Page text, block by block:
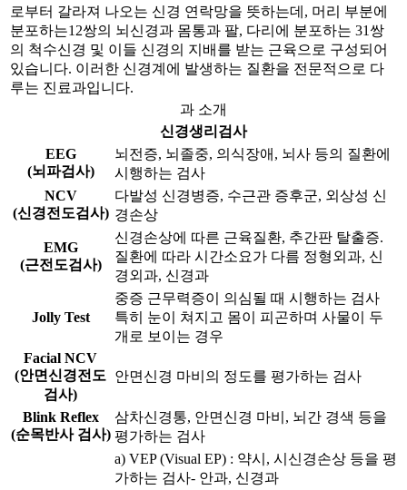
로부터 갈라져 나오는 신경 연락망을 뜻하는데, 머리 부분에
분포하는12쌍의 뇌신경과 몸통과 팔, 다리에 분포하는 31쌍
의 척수신경 및 이들 신경의 지배를 받는 근육으로 구성되어
있습니다. 이러한 신경계에 발생하는 질환을 전문적으로 다
루는 진료과입니다.
과 소개
신경생리검사
EEG
(뇌파검사)
뇌전증, 뇌졸중, 의식장애, 뇌사 등의 질환에
시행하는 검사
NCV
(신경전도검사)
다발성 신경병증, 수근관 증후군, 외상성 신
경손상
EMG
(근전도검사)
신경손상에 따른 근육질환, 추간판 탈출증.
질환에 따라 시간소요가 다름 정형외과, 신
경외과, 신경과
Jolly Test
중증 근무력증이 의심될 때 시행하는 검사
특히 눈이 쳐지고 몸이 피곤하며 사물이 두
개로 보이는 경우
Facial NCV
(안면신경전도
검사)
안면신경 마비의 정도를 평가하는 검사
Blink Reflex
(순목반사 검사)
삼차신경통, 안면신경 마비, 뇌간 경색 등을
평가하는 검사
a) VEP (Visual EP) : 약시, 시신경손상 등을 평
가하는 검사- 안과, 신경과